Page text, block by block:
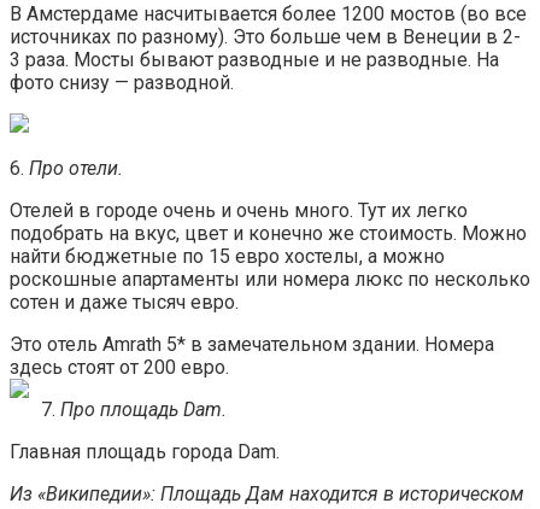
В Амстердаме насчитывается более 1200 мостов (во все
источниках по разному). Это больше чем в Венеции в 2-
3 раза. Мосты бывают разводные и не разводные. На
фото снизу — разводной.
6. Про отели.
Отелей в городе очень и очень много. Тут их легко
подобрать на вкус, цвет и конечно же стоимость. Можно
найти бюджетные по 15 евро хостелы, а можно
роскошные апартаменты или номера люкс по несколько
сотен и даже тысяч евро.
Это отель Amrath 5* в замечательном здании. Номера
здесь стоят от 200 евро.
7. Про площадь Dam.
Главная площадь города Dam.
Из «Википедии»: Площадь Дам находится в историческом